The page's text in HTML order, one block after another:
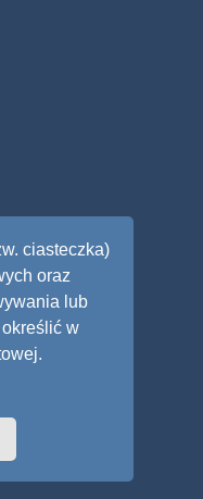
ciasteczka)
oraz
lub
w